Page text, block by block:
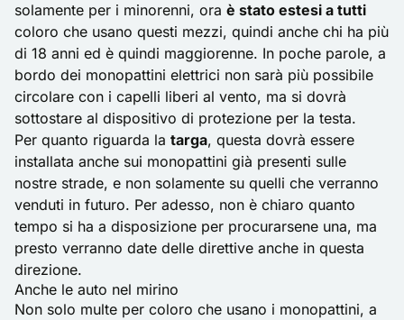
solamente per i minorenni, ora è stato estesi a tutti
coloro che usano questi mezzi, quindi anche chi ha più
di 18 anni ed è quindi maggiorenne. In poche parole, a
bordo dei monopattini elettrici non sarà più possibile
circolare con i capelli liberi al vento, ma si dovrà
sottostare al dispositivo di protezione per la testa.
Per quanto riguarda la targa, questa dovrà essere
installata anche sui monopattini già presenti sulle
nostre strade, e non solamente su quelli che verranno
venduti in futuro. Per adesso, non è chiaro quanto
tempo si ha a disposizione per procurarsene una, ma
presto verranno date delle direttive anche in questa
direzione.
Anche le auto nel mirino
Non solo multe per coloro che usano i monopattini, a